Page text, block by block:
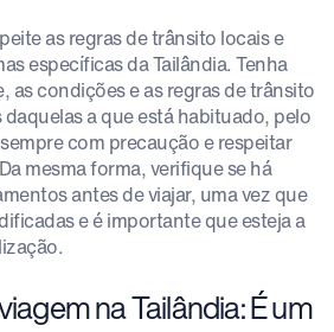
as regras de trânsito locais e
específicas da Tailândia. Tenha
as condições e as regras de trânsito
a que está habituado, pelo
com precaução e respeitar
mesma forma, verifique se há
antes de viajar, uma vez que
e é importante que esteja a
na Tailândia: É um